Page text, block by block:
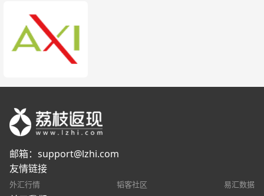
邮箱： support@lzhi.com
友情链接
外汇行情 韬客社区 易汇数据